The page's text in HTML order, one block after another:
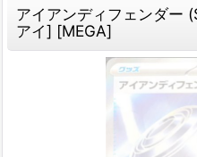
アイアンディフェンダー
アイ] [MEGA]